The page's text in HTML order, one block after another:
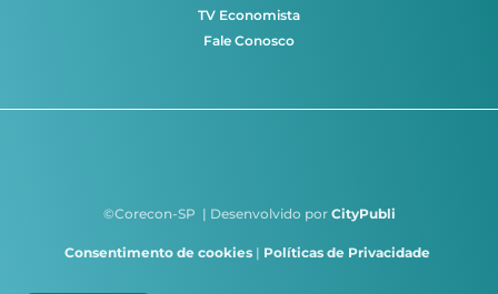
TV Economista
Fale Conosco
©Corecon-SP | Desenvolvido por CityPubli
Consentimento de cookies | Políticas de Privacidade